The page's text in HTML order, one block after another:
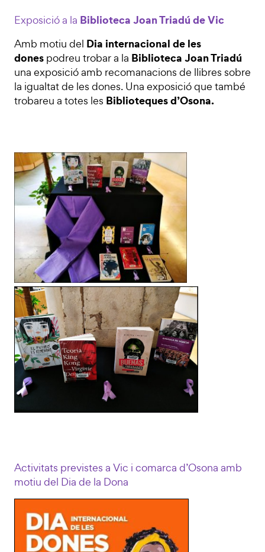
Exposició a la Biblioteca Joan Triadú de Vic
Amb motiu del Dia internacional de les
dones podreu trobar a la Biblioteca Joan Triadú
una exposició amb recomanacions de llibres sobre
la igualtat de les dones. Una exposició que també
trobareu a totes les Biblioteques d’Osona.
Activitats previstes a Vic i comarca d’Osona amb
motiu del Dia de la Dona